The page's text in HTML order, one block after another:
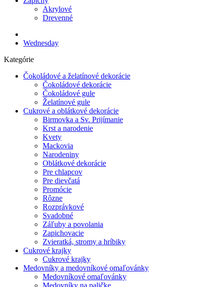
Akrylové
Drevenné
Wednesday
Kategórie
Čokoládové a želatínové dekorácie
Čokoládové dekorácie
Čokoládové gule
Želatínové gule
Cukrové a oblátkové dekorácie
Birmovka a Sv. Prijímanie
Krst a narodenie
Kvety
Mackovia
Narodeniny
Oblátkové dekorácie
Pre chlapcov
Pre dievčatá
Promócie
Rôzne
Rozprávkové
Svadobné
Záľuby a povolania
Zapichovacie
Zvieratká, stromy a hríbiky
Cukrové krajky
Cukrové krajky
Medovníky a medovníkové omaľovánky
Medovníkové omaľovánky
Medovníky na paličke